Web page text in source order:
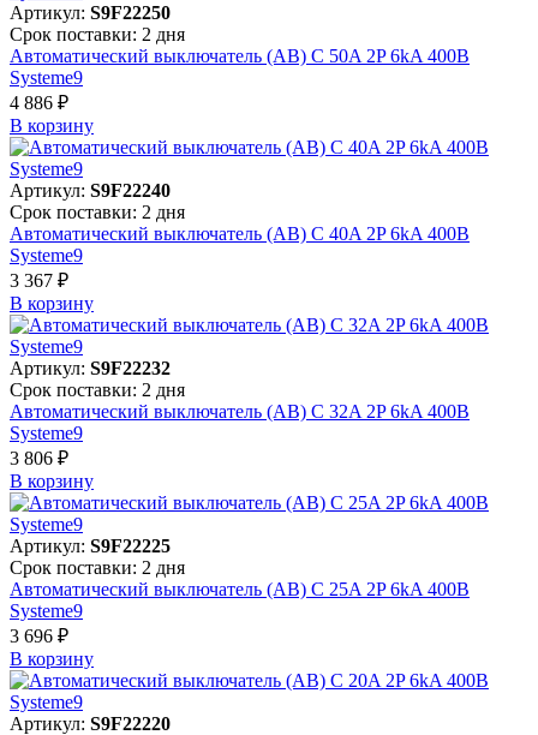
Артикул: S9F22250
Срок поставки: 2 дня
Автоматический выключатель (АВ) C 50A 2P 6kA 400В
Systeme9
4 886 ₽
В корзинy
Артикул: S9F22240
Срок поставки: 2 дня
Автоматический выключатель (АВ) C 40A 2P 6kA 400В
Systeme9
3 367 ₽
В корзинy
Артикул: S9F22232
Срок поставки: 2 дня
Автоматический выключатель (АВ) C 32A 2P 6kA 400В
Systeme9
3 806 ₽
В корзинy
Артикул: S9F22225
Срок поставки: 2 дня
Автоматический выключатель (АВ) C 25A 2P 6kA 400В
Systeme9
3 696 ₽
В корзинy
Артикул: S9F22220